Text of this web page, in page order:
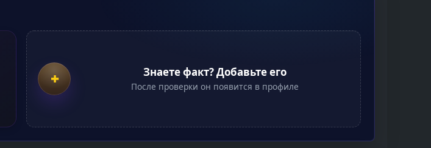
+ Знаете факт? Добавьте его
После проверки он появится в профиле